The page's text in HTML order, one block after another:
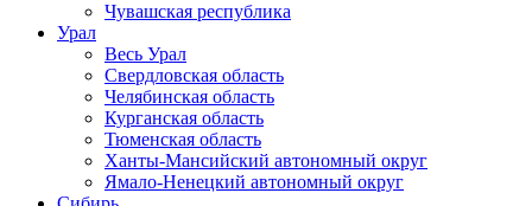
Чувашская республика
Урал
Весь Урал
Свердловская область
Челябинская область
Курганская область
Тюменская область
Ханты-Мансийский автономный округ
Ямало-Ненецкий автономный округ